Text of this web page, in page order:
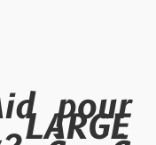
pour